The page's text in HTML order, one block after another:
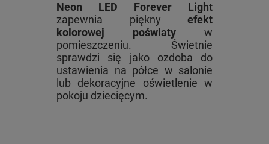
Neon LED Forever Light
zapewnia piękny efekt
kolorowej poświaty w
pomieszczeniu. Świetnie
sprawdzi się jako ozdoba do
ustawienia na półce w salonie
lub dekoracyjne oświetlenie w
pokoju dziecięcym.